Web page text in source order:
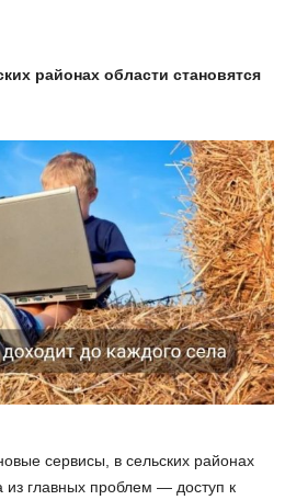
районах области становятся
сервисы, в сельских районах
из главных проблем — доступ к